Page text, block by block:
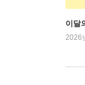
이달
2026